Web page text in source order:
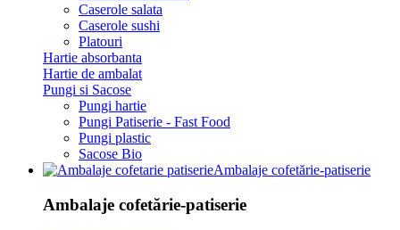
Caserole salata
Caserole sushi
Platouri
Hartie absorbanta
Hartie de ambalat
Pungi si Sacose
Pungi hartie
Pungi Patiserie - Fast Food
Pungi plastic
Sacose Bio
Ambalaje cofetărie-patiserie
Ambalaje cofetărie-patiserie